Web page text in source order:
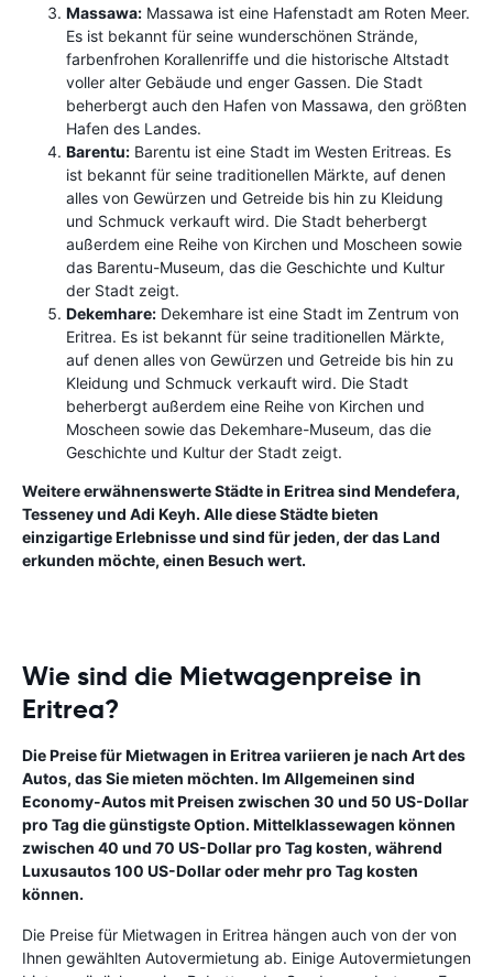
Massawa: Massawa ist eine Hafenstadt am Roten Meer.
Es ist bekannt für seine wunderschönen Strände,
farbenfrohen Korallenriffe und die historische Altstadt
voller alter Gebäude und enger Gassen. Die Stadt
beherbergt auch den Hafen von Massawa, den größten
Hafen des Landes.
Barentu: Barentu ist eine Stadt im Westen Eritreas. Es
ist bekannt für seine traditionellen Märkte, auf denen
alles von Gewürzen und Getreide bis hin zu Kleidung
und Schmuck verkauft wird. Die Stadt beherbergt
außerdem eine Reihe von Kirchen und Moscheen sowie
das Barentu-Museum, das die Geschichte und Kultur
der Stadt zeigt.
Dekemhare: Dekemhare ist eine Stadt im Zentrum von
Eritrea. Es ist bekannt für seine traditionellen Märkte,
auf denen alles von Gewürzen und Getreide bis hin zu
Kleidung und Schmuck verkauft wird. Die Stadt
beherbergt außerdem eine Reihe von Kirchen und
Moscheen sowie das Dekemhare-Museum, das die
Geschichte und Kultur der Stadt zeigt.
Weitere erwähnenswerte Städte in Eritrea sind Mendefera,
Tesseney und Adi Keyh. Alle diese Städte bieten
einzigartige Erlebnisse und sind für jeden, der das Land
erkunden möchte, einen Besuch wert.
Wie sind die Mietwagenpreise in
Eritrea?
Die Preise für Mietwagen in Eritrea variieren je nach Art des
Autos, das Sie mieten möchten. Im Allgemeinen sind
Economy-Autos mit Preisen zwischen 30 und 50 US-Dollar
pro Tag die günstigste Option. Mittelklassewagen können
zwischen 40 und 70 US-Dollar pro Tag kosten, während
Luxusautos 100 US-Dollar oder mehr pro Tag kosten
können.
Die Preise für Mietwagen in Eritrea hängen auch von der von
Ihnen gewählten Autovermietung ab. Einige Autovermietungen